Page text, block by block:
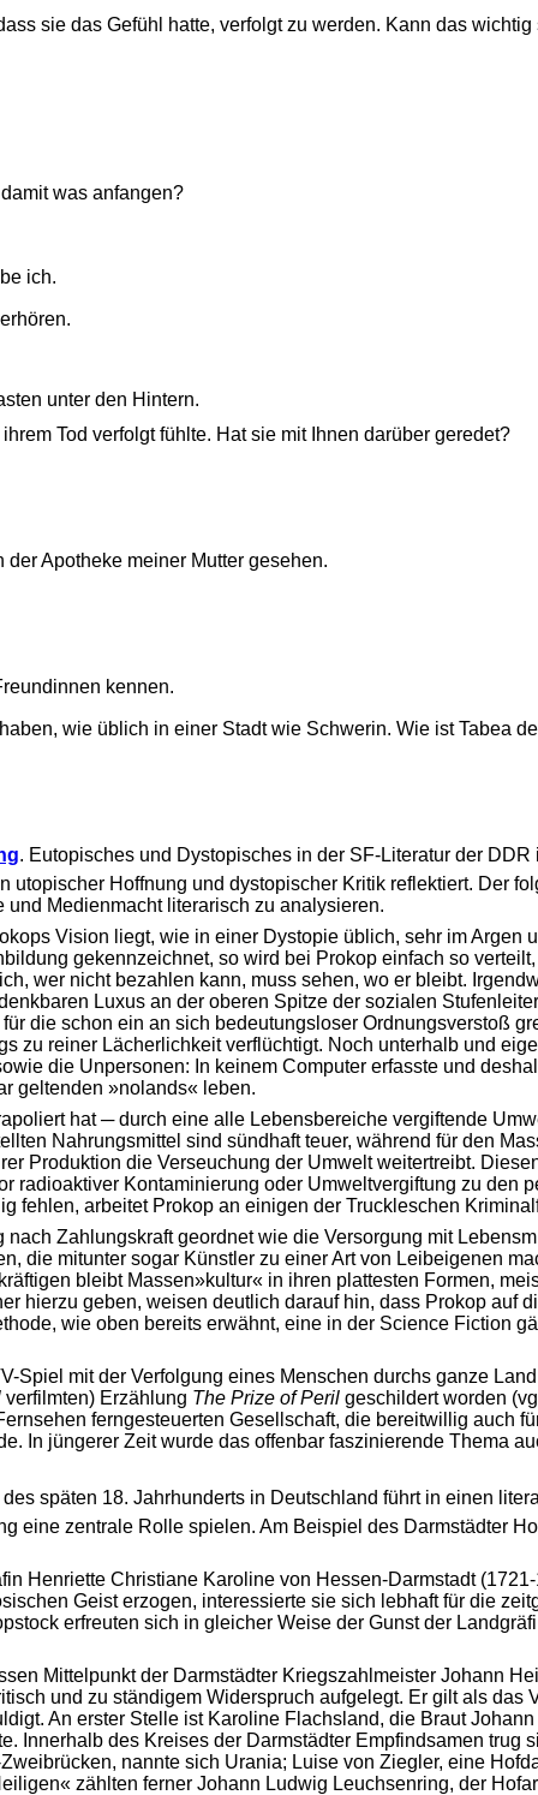
sie das Gefühl hatte, verfolgt zu werden. Kann das wichtig
was anfangen?
ich.
unter den Hintern.
Tod verfolgt fühlte. Hat sie mit Ihnen darüber geredet?
Apotheke meiner Mutter gesehen.
kennen.
wie üblich in einer Stadt wie Schwerin. Wie ist Tabea
. Eutopisches und Dystopisches in der SF-Literatur der
Hoffnung und dystopischer Kritik reflektiert. Der
Medienmacht literarisch zu analysieren.
Vision liegt, wie in einer Dystopie üblich, sehr im Argen
gekennzeichnet, so wird bei Prokop einfach so
wer nicht bezahlen kann, muss sehen, wo er bleibt.
Luxus an der oberen Spitze der sozialen
die schon ein an sich bedeutungsloser Ordnungsverstoß
zu reiner Lächerlichkeit verflüchtigt. Noch unterhalb und
die Unpersonen: In keinem Computer erfasste und
geltenden »nolands« leben.
hat ─ durch eine alle Lebensbereiche vergiftende
Nahrungsmittel sind sündhaft teuer, während für den
Produktion die Verseuchung der Umwelt weitertreibt.
radioaktiver Kontaminierung oder Umweltvergiftung zu den
fehlen, arbeitet Prokop an einigen der Truckleschen
Zahlungskraft geordnet wie die Versorgung mit
die mitunter sogar Künstler zu einer Art von Leibeigenen
bleibt Massen»kultur« in ihren plattesten Formen,
hierzu geben, weisen deutlich darauf hin, dass Prokop auf
wie oben bereits erwähnt, eine in der Science Fiction
mit der Verfolgung eines Menschen durchs ganze
verfilmten) Erzählung The Prize of Peril geschildert worden
ferngesteuerten Gesellschaft, die bereitwillig auch
In jüngerer Zeit wurde das offenbar faszinierende Thema
späten 18. Jahrhunderts in Deutschland führt in einen
eine zentrale Rolle spielen. Am Beispiel des Darmstädter
Henriette Christiane Karoline von Hessen-Darmstadt
Geist erzogen, interessierte sie sich lebhaft für die
erfreuten sich in gleicher Weise der Gunst der
Mittelpunkt der Darmstädter Kriegszahlmeister Johann
und zu ständigem Widerspruch aufgelegt. Er gilt als das
An erster Stelle ist Karoline Flachsland, die Braut
Innerhalb des Kreises der Darmstädter Empfindsamen trug
nannte sich Urania; Luise von Ziegler, eine
zählten ferner Johann Ludwig Leuchsenring, der